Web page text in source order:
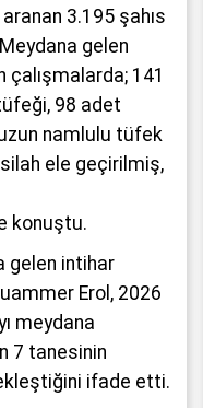
3.195 şahıs
gelen
çalışmalarda; 141
98 adet
namlulu tüfek
ele geçirilmiş,
konuştu.
gelen intihar
Erol, 2026
meydana
7 tanesinin
ifade etti.